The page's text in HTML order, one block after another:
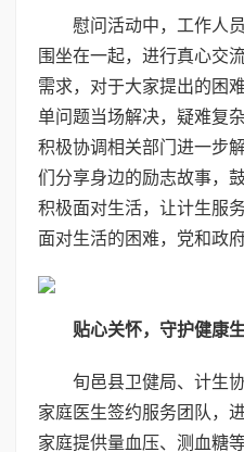
慰问活动中，工作人
围坐在一起，进行真心交
需求，对于大家提出的困
单问题当场解决，疑难复
积极协调相关部门进一步
们分享身边的励志故事，
积极面对生活，让计生服
面对生活的困难，党和政
贴心关怀，守护健康
旬邑县卫健局、计生
家庭医生签约服务团队，
家庭提供量血压、测血糖